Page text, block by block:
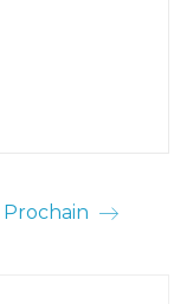
Prochain